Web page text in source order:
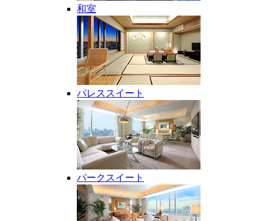
和室
パレススイート
パークスイート